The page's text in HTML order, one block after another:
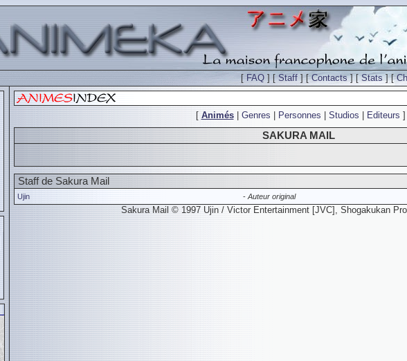
[FAQ ] [Staff ] [Contacts] [Stats] [
[ Animés| Genres Personnes Studios Editeurs ]
SAKURA MAIL
Staff de Sakura Mail
Ujin - Auteur original
Sakura Mail © 1997 Ujin / Victor Entertainment [JVC], Shogakukan